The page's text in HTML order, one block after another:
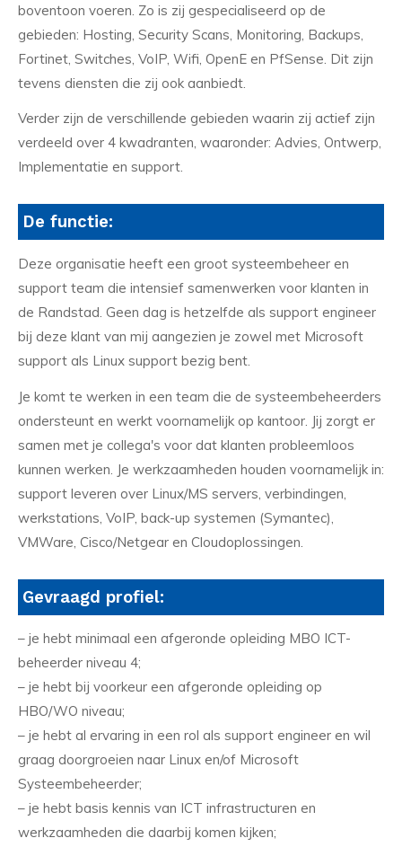
boventoon voeren. Zo is zij gespecialiseerd op de
gebieden: Hosting, Security Scans, Monitoring, Backups,
Fortinet, Switches, VoIP, Wifi, OpenE en PfSense. Dit zijn
tevens diensten die zij ook aanbiedt.
Verder zijn de verschillende gebieden waarin zij actief zijn
verdeeld over 4 kwadranten, waaronder: Advies, Ontwerp,
Implementatie en support.
De functie:
Deze organisatie heeft een groot systeembeheer en
support team die intensief samenwerken voor klanten in
de Randstad. Geen dag is hetzelfde als support engineer
bij deze klant van mij aangezien je zowel met Microsoft
support als Linux support bezig bent.
Je komt te werken in een team die de systeembeheerders
ondersteunt en werkt voornamelijk op kantoor. Jij zorgt er
samen met je collega's voor dat klanten probleemloos
kunnen werken. Je werkzaamheden houden voornamelijk in:
support leveren over Linux/MS servers, verbindingen,
werkstations, VoIP, back-up systemen (Symantec),
VMWare, Cisco/Netgear en Cloudoplossingen.
Gevraagd profiel:
– je hebt minimaal een afgeronde opleiding MBO ICT-
beheerder niveau 4;
– je hebt bij voorkeur een afgeronde opleiding op
HBO/WO niveau;
– je hebt al ervaring in een rol als support engineer en wil
graag doorgroeien naar Linux en/of Microsoft
Systeembeheerder;
– je hebt basis kennis van ICT infrastructuren en
werkzaamheden die daarbij komen kijken;